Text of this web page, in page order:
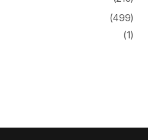
(499)
(1)